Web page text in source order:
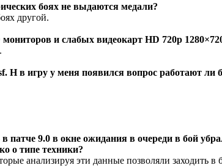
боях не выдаются медали?
другой.
и слабых видеокарт HD 720p
в игру у меня появился вопрос работают
в патче 9.0 в окне ожидания в очереди в бой
о типе техники?
анализируя эти данные позволяли заходить